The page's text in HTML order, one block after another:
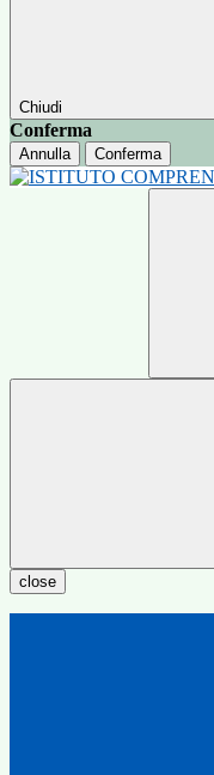
Chiudi
Conferma
Annulla Conferma
close